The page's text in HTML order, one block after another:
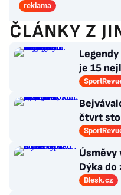
reklama
ČLÁNKY Z
je 15
všech
čtvrt
kolonii v
Úsměvy
Dýka do
Blesk.cz